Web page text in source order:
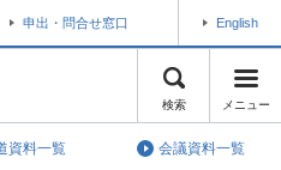
申出・問合せ窓口 English
メニュー
検索
資料一覧 会議資料一覧